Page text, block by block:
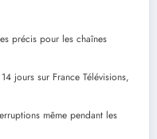
précis pour les chaînes
jours sur France Télévisions,
même pendant les